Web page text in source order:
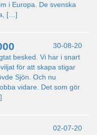
i Europa. De svenska
[…]
30-08-20
besked. Vi har i snart
för att skapa stigar
Sjön. Och nu
vidare. Det som gör
02-07-20